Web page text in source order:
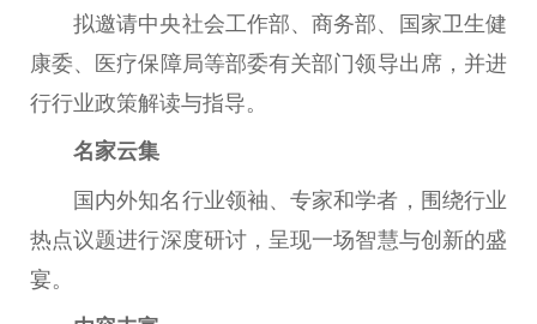
拟邀请中央社会工作部、商务部、 国家卫生健
康委、医疗保障局等部委有关部门领导出席，并进
行行业政策解读与指导。
名家云集
国内外知名行业领袖、专家和学者，围绕行业
热点议题进行深度研讨，呈现一场智慧与创新的盛
宴。